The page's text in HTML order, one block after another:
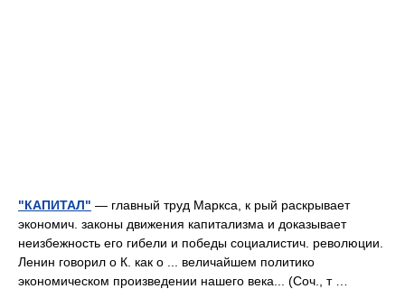
"КАПИТАЛ" — главный труд Маркса, к рый раскрывает
экономич. законы движения капитализма и доказывает
неизбежность его гибели и победы социалистич. революции.
Ленин говорил о К. как о ... величайшем политико
экономическом произведении нашего века... (Соч., т …